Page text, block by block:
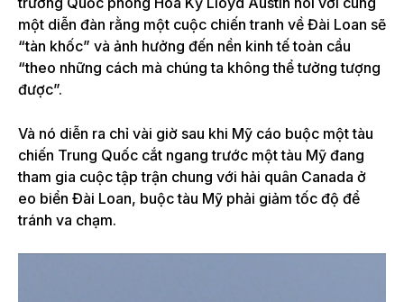
một diễn đàn rằng một cuộc chiến tranh về Đài Loan sẽ
“tàn khốc” và ảnh hưởng đến nền kinh tế toàn cầu
“theo những cách mà chúng ta không thể tưởng tượng
được”.
Và nó diễn ra chỉ vài giờ sau khi Mỹ cáo buộc một tàu
chiến Trung Quốc cắt ngang trước một tàu Mỹ đang
tham gia cuộc tập trận chung với hải quân Canada ở
eo biển Đài Loan, buộc tàu Mỹ phải giảm tốc độ để
tránh va chạm.